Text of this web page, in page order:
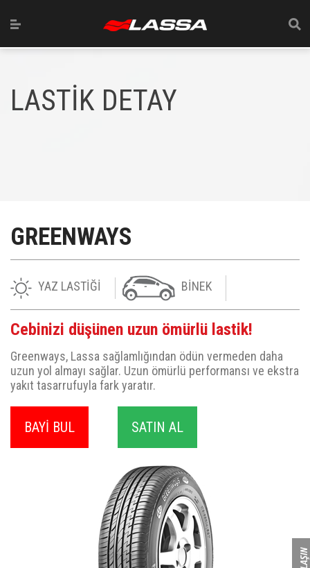
LASTİK DETAY
GREENWAYS
YAZ LASTİĞİ BİNEK
Cebinizi düşünen uzun ömürlü lastik!
Greenways, Lassa sağlamlığından ödün vermeden daha
uzun yol almayı sağlar. Uzun ömürlü performansı ve ekstra
yakıt tasarrufuyla fark yaratır.
BAYİ BUL SATIN AL